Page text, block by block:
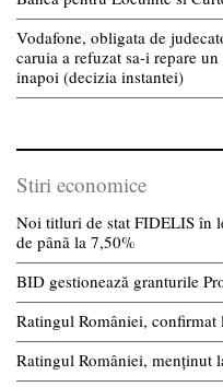
Vodafone, obligata de
caruia a refuzat sa-i repare
inapoi (decizia instantei)
Stiri economice
Noi titluri de stat FIDELIS în
de pânã la 7,50%
BID gestionează granturile
Ratingul României, confirmat
Ratingul României, menținut